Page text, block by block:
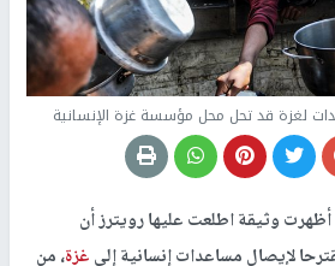
لغزة قد تحل محل مؤسسة غزة الإنسانية
أظهرت وثيقة اطلعت عليها رويترز أن
لإيصال مساعدات إنسانية إلىغزة، من